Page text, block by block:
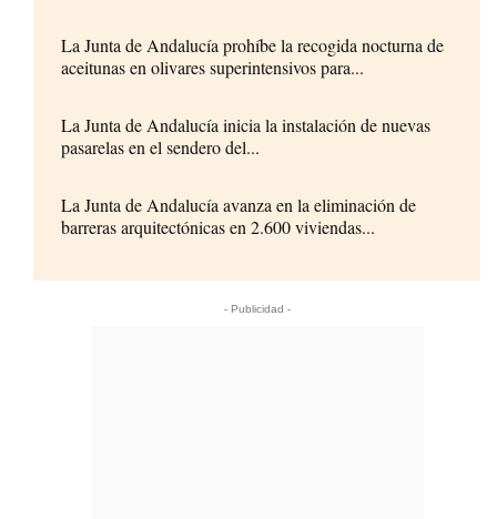
La Junta de Andalucía prohíbe la recogida nocturna de
aceitunas en olivares superintensivos para...
La Junta de Andalucía inicia la instalación de nuevas
pasarelas en el sendero del...
La Junta de Andalucía avanza en la eliminación de
barreras arquitectónicas en 2.600 viviendas...
- Publicidad -